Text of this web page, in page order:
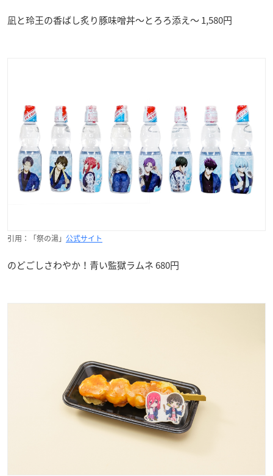
凪と玲王の香ばし炙り豚味噌丼〜とろろ添え〜 1,580円
引用：「祭の湯」 公式サイト
のどごしさわやか！青い監獄ラムネ 680円